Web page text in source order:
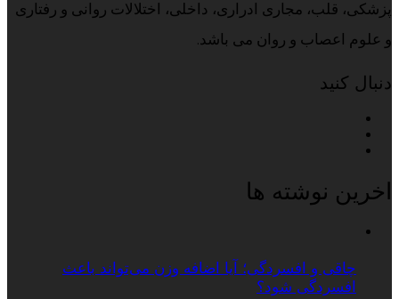
پزشکی، قلب، مجاری ادراری، داخلی، اختلالات روانی و رفتاری
و علوم اعصاب و روان می باشد.
دنبال کنید
اخرین نوشته ها
چاقی و افسردگی؛ آیا اضافه وزن می‌تواند باعث
افسردگی شود؟